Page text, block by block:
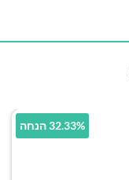
32.33% הנחה